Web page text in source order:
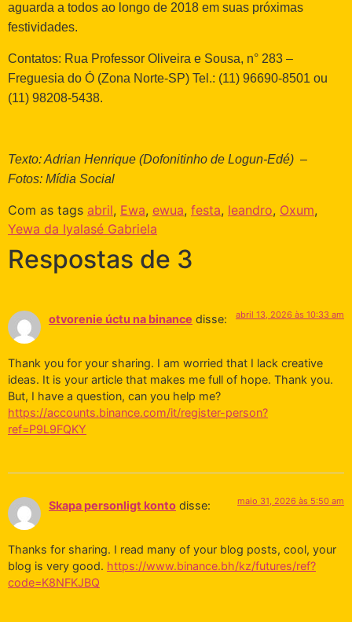
aguarda a todos ao longo de 2018 em suas próximas
festividades.
Contatos: Rua Professor Oliveira e Sousa, n° 283 –
Freguesia do Ó (Zona Norte-SP) Tel.: (11) 96690-8501 ou
(11) 98208-5438.
Texto: Adrian Henrique (Dofonitinho de Logun-Edé) –
Fotos: Mídia Social
Com as tags abril, Ewa, ewua, festa, leandro, Oxum,
Yewa da Iyalasé Gabriela
Respostas de 3
otvorenie úctu na binance disse: abril 13, 2026 às 10:33 am
Thank you for your sharing. I am worried that I lack creative
ideas. It is your article that makes me full of hope. Thank you.
But, I have a question, can you help me?
https://accounts.binance.com/it/register-person?
ref=P9L9FQKY
Skapa personligt konto disse: maio 31, 2026 às 5:50 am
Thanks for sharing. I read many of your blog posts, cool, your
blog is very good. https://www.binance.bh/kz/futures/ref?
code=K8NFKJBQ